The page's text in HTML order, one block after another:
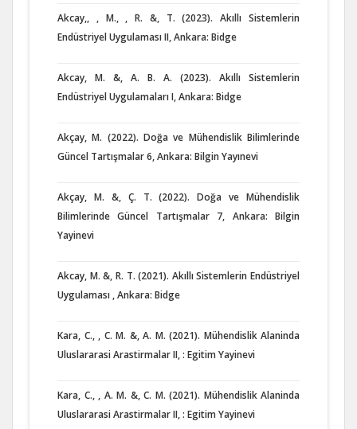
Akcay,, , M., , R. &, T. (2023). Akıllı Sistemlerin
Endüstriyel Uygulaması II, Ankara: Bidge
Akcay, M. &, A. B. A. (2023). Akıllı Sistemlerin
Endüstriyel Uygulamaları I, Ankara: Bidge
Akçay, M. (2022). Doğa ve Mühendislik Bilimlerinde
Güncel Tartışmalar 6, Ankara: Bilgin Yayınevi
Akçay, M. &, Ç. T. (2022). Doğa ve Mühendislik
Bilimlerinde Güncel Tartışmalar 7, Ankara: Bilgin
Yayinevi
Akcay, M. &, R. T. (2021). Akıllı Sistemlerin Endüstriyel
Uygulaması , Ankara: Bidge
Kara, C., , C. M. &, A. M. (2021). Mühendislik Alaninda
Uluslararasi Arastirmalar II, : Egitim Yayinevi
Kara, C., , A. M. &, C. M. (2021). Mühendislik Alaninda
Uluslararasi Arastirmalar II, : Egitim Yayinevi